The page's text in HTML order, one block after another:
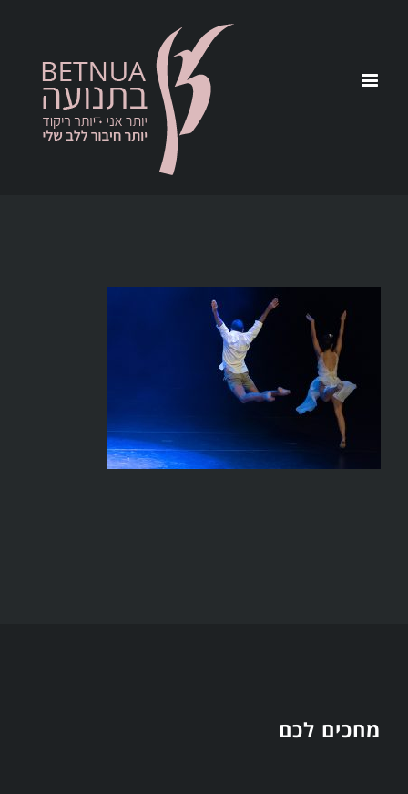
מחכים לכם